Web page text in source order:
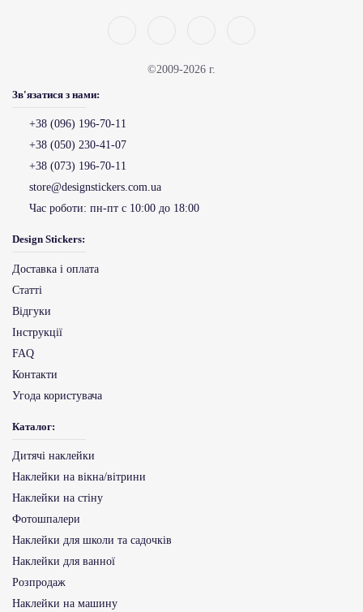
©2009-2026 г.
Зв'язатися з нами:
+38 (096) 196-70-11
+38 (050) 230-41-07
+38 (073) 196-70-11
store@designstickers.com.ua
Час роботи: пн-пт с 10:00 до 18:00
Design Stickers:
Доставка і оплата
Статті
Відгуки
Інструкції
FAQ
Контакти
Угода користувача
Каталог:
Дитячі наклейки
Наклейки на вікна/вітрини
Наклейки на стіну
Фотошпалери
Наклейки для школи та садочків
Наклейки для ванної
Розпродаж
Наклейки на машину